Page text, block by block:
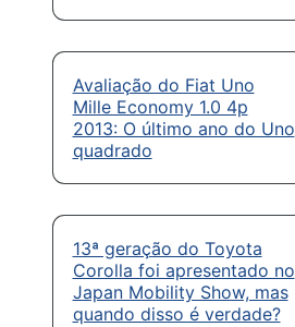
Avaliação do Fiat Uno
Mille Economy 1.0 4p
2013: O último ano do Uno
quadrado
13ª geração do Toyota
Corolla foi apresentado no
Japan Mobility Show, mas
quando disso é verdade?